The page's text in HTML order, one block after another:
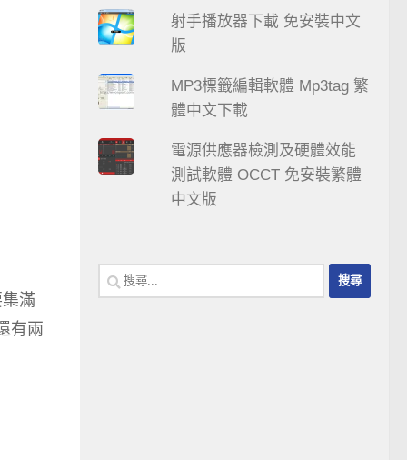
滿
有兩
射手播放器下載 免安裝中文
版
MP3標籤編輯軟體 Mp3tag 繁
體中文下載
電源供應器檢測及硬體效能
測試軟體 OCCT 免安裝繁體
中文版
搜
尋